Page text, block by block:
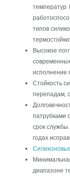
температур.
типов
Высокое
исполнение
Стойкость
перепадам,
патрубками
срок
годах
диапазоне